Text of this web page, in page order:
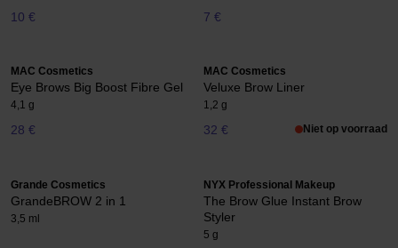
10 € 7 €
MAC Cosmetics
Eye Brows Big Boost Fibre Gel
4,1 g
28 €
MAC Cosmetics
Veluxe Brow Liner
1,2 g
32 € Niet op voorraad
Grande Cosmetics
GrandeBROW 2 in 1
3,5 ml
NYX Professional Makeup
The Brow Glue Instant Brow
Styler
5 g